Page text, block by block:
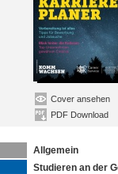
Cover ansehen
PDF Download
Allgemein
Studieren an der